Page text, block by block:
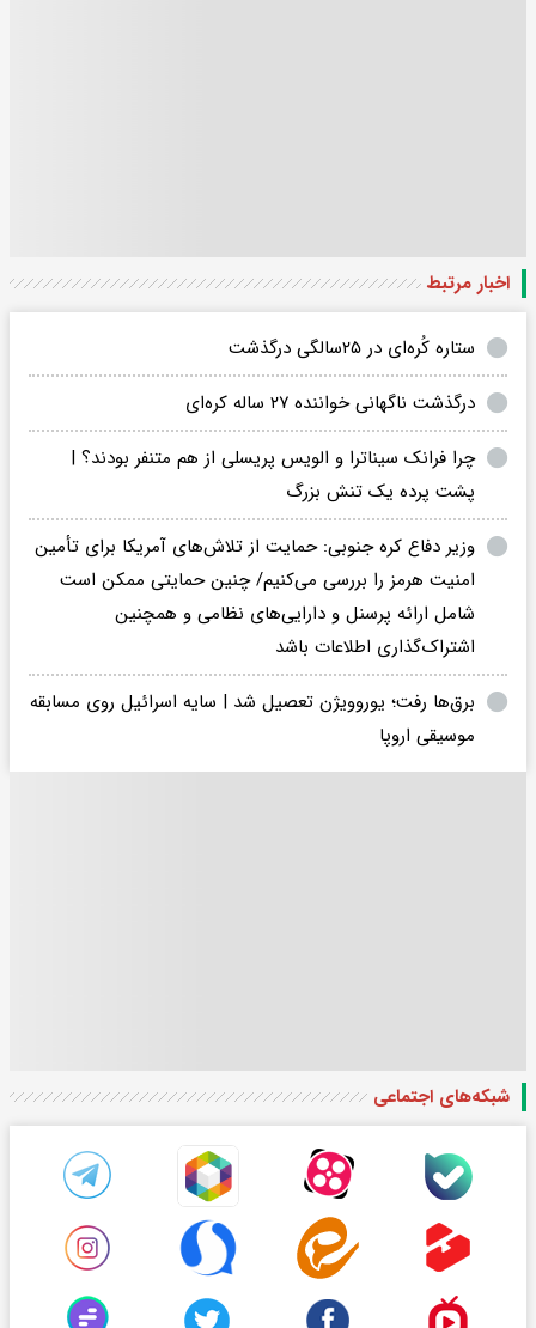
اخبار مرتبط
ستاره کُره‌ای در ۲۵سالگی درگذشت
درگذشت ناگهانی خواننده ۲۷ ساله کره‌ای
چرا فرانک سیناترا و الویس پریسلی از هم متنفر بودند؟ |
پشت پرده یک تنش بزرگ
وزیر دفاع کره جنوبی: حمایت از تلاش‌های آمریکا برای تأمین
امنیت هرمز را بررسی می‌کنیم/ چنین حمایتی ممکن است
شامل ارائه پرسنل و دارایی‌های نظامی و همچنین
اشتراک‌گذاری اطلاعات باشد
برق‌ها رفت؛ یوروویژن تعصیل شد | سایه اسرائیل روی مسابقه
موسیقی اروپا
شبکه‌های اجتماعی